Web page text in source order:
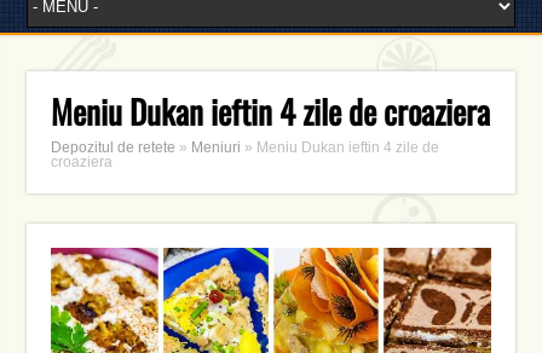
Meniu Dukan ieftin 4 zile de croaziera
Depozitul de retete » Meniuri » Meniu Dukan ieftin 4 zile de
croaziera